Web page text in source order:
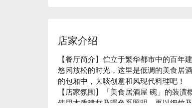
店家介绍
【餐厅简介】伫立于繁华都市中的百
悠闲放松的时光，这里是低调的美食居
的包厢中，大啖创意和风现代料理吧！
【店家氛围】「美食居酒屋 碗」的装潢
使用木质建材及暖色系照明，再以细竹